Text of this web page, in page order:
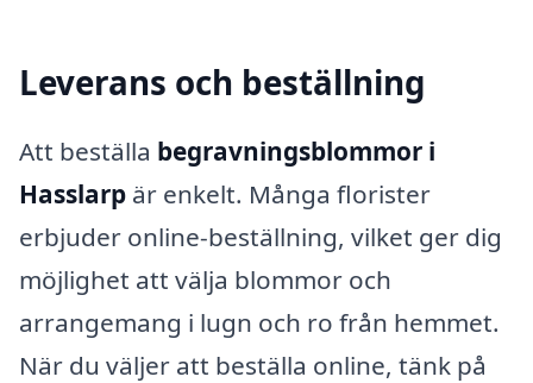
Leverans och beställning
Att beställa begravningsblommor i
Hasslarp är enkelt. Många florister
erbjuder online-beställning, vilket ger dig
möjlighet att välja blommor och
arrangemang i lugn och ro från hemmet.
När du väljer att beställa online, tänk på